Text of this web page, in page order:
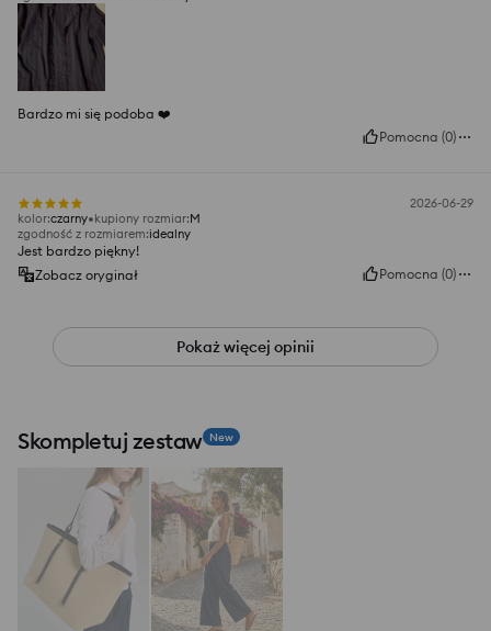
Bardzo mi się podoba ❤️
Pomocna (0)
2026-06-29
kolor:czarny kupiony rozmiar:M
zgodność z rozmiarem:idealny
Jest bardzo piękny!
Zobacz oryginał
Pomocna (0)
Pokaż więcej opinii
Skompletuj zestaw New